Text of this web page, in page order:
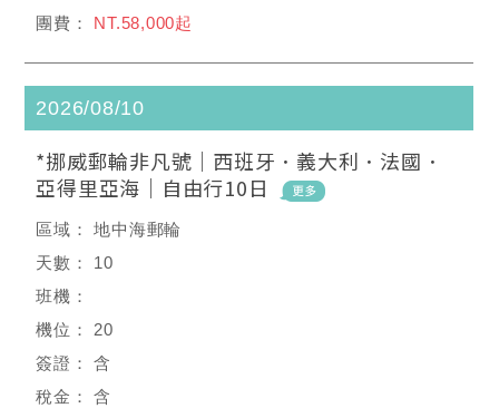
NT.58,000起
2026/08/10
*挪威郵輪非凡號｜西班牙．義大利．法國．
亞得里亞海｜自由行10日
地中海郵輪
10
20
含
含